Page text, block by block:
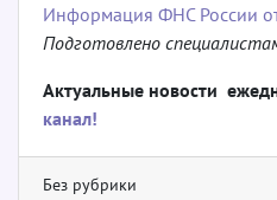
Информация ФНС России
Подготовлено
Актуальные новости
канал!
Без рубрики